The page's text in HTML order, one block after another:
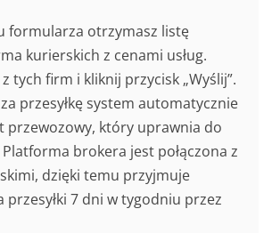
formularza otrzymasz listę
kurierskich z cenami usług.
tych firm i kliknij przycisk „Wyślij”.
przesyłkę system automatycznie
przewozowy, który uprawnia do
Platforma brokera jest połączona z
dzięki temu przyjmuje
przesyłki 7 dni w tygodniu przez